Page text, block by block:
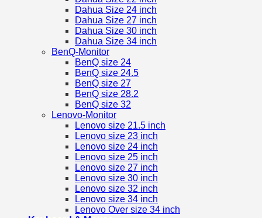
Dahua Size 24 inch
Dahua Size 27 inch
Dahua Size 30 inch
Dahua Size 34 inch
BenQ-Monitor
BenQ size 24
BenQ size 24.5
BenQ size 27
BenQ size 28.2
BenQ size 32
Lenovo-Monitor
Lenovo size 21.5 inch
Lenovo size 23 inch
Lenovo size 24 inch
Lenovo size 25 inch
Lenovo size 27 inch
Lenovo size 30 inch
Lenovo size 32 inch
Lenovo size 34 inch
Lenovo Over size 34 inch